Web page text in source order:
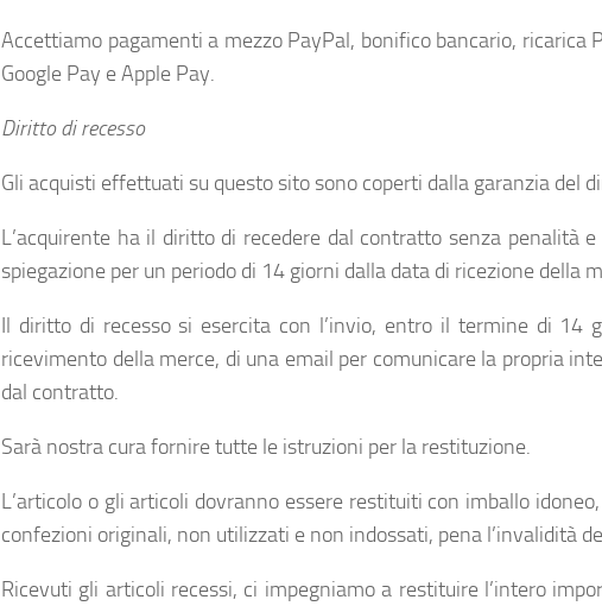
Accettiamo pagamenti a mezzo PayPal, bonifico bancario, ricarica
Google Pay e Apple Pay.
Diritto di recesso
Gli acquisti effettuati su questo sito sono coperti dalla garanzia del
L’acquirente ha il diritto di recedere dal contratto senza penalità
spiegazione per un periodo di 14 giorni dalla data di ricezione della
Il diritto di recesso si esercita con l’invio, entro il termine di 14
ricevimento della merce, di una email per comunicare la propria
dal contratto.
Sarà nostra cura fornire tutte le istruzioni per la restituzione.
L’articolo o gli articoli dovranno essere restituiti con imballo
confezioni originali, non utilizzati e non indossati, pena l’invalidità
Ricevuti gli articoli recessi, ci impegniamo a restituire l’intero